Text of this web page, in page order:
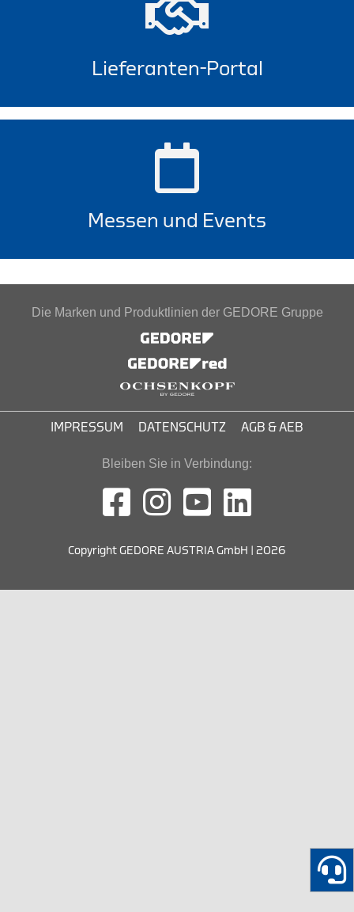
Lieferanten-Portal
Messen und Events
Die Marken und Produktlinien der GEDORE Gruppe
IMPRESSUM DATENSCHUTZ AGB & AEB
Bleiben Sie in Verbindung:
Copyright GEDORE AUSTRIA GmbH | 2026